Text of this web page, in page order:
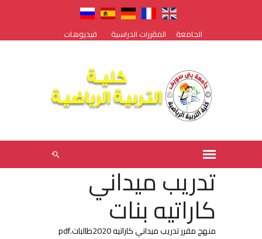
الجامعة المقررات الدراسية فيديوهات
تدريب ميداني
كاراتيه بنات
منهج مقرر تدريب ميداني كاراتيه 2020طالبات.pdf